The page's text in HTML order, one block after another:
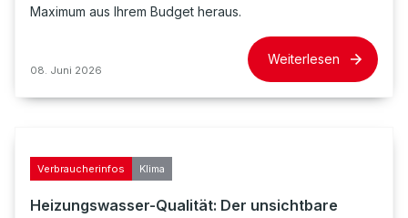
Maximum aus Ihrem Budget heraus.
08. Juni 2026
Weiterlesen
Verbraucherinfos Klima
Heizungswasser-Qualität: Der unsichtbare